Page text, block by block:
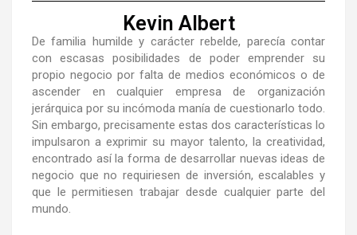
Kevin Albert
De familia humilde y carácter rebelde, parecía contar
con escasas posibilidades de poder emprender su
propio negocio por falta de medios económicos o de
ascender en cualquier empresa de organización
jerárquica por su incómoda manía de cuestionarlo todo.
Sin embargo, precisamente estas dos características lo
impulsaron a exprimir su mayor talento, la creatividad,
encontrado así la forma de desarrollar nuevas ideas de
negocio que no requiriesen de inversión, escalables y
que le permitiesen trabajar desde cualquier parte del
mundo.